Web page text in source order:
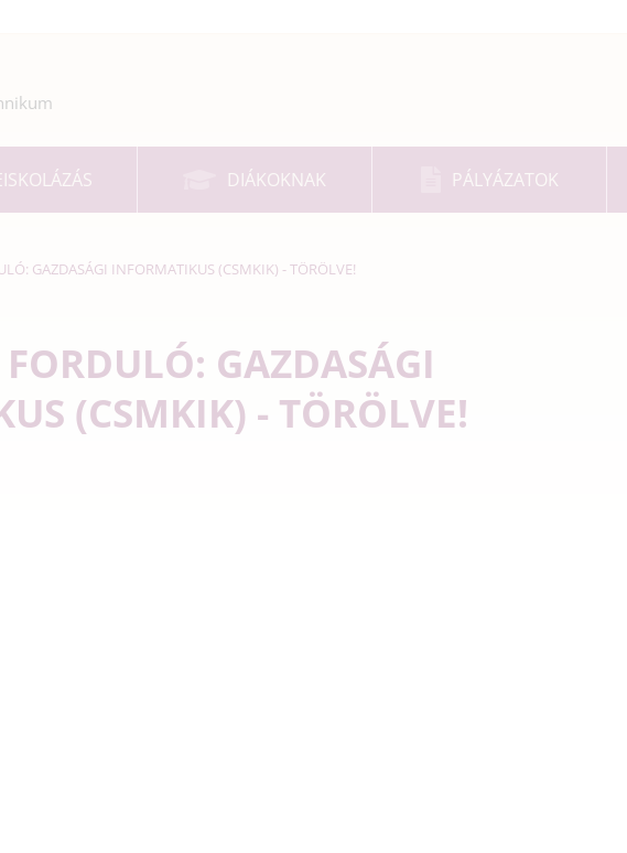
DIÁKOKNAK PÁLYÁZATOK
GAZDASÁGI INFORMATIKUS (CSMKIK) - TÖRÖLVE!
GAZDASÁGI
(CSMKIK) - TÖRÖLVE!